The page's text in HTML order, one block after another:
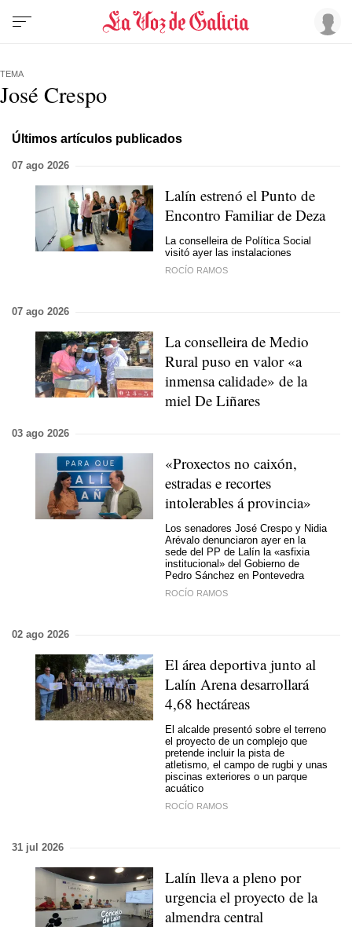
TEMA
José Crespo
Últimos artículos publicados
07 ago 2026
Lalín estrenó el Punto de
Encontro Familiar de Deza
La conselleira de Política Social
visitó ayer las instalaciones
ROCÍO RAMOS
07 ago 2026
La conselleira de Medio
Rural puso en valor «a
inmensa calidade» de la
miel De Liñares
03 ago 2026
«Proxectos no caixón,
estradas e recortes
intolerables á provincia»
Los senadores José Crespo y Nidia
Arévalo denunciaron ayer en la
sede del PP de Lalín la «asfixia
institucional» del Gobierno de
Pedro Sánchez en Pontevedra
ROCÍO RAMOS
02 ago 2026
El área deportiva junto al
Lalín Arena desarrollará
4,68 hectáreas
El alcalde presentó sobre el terreno
el proyecto de un complejo que
pretende incluir la pista de
atletismo, el campo de rugbi y unas
piscinas exteriores o un parque
acuático
ROCÍO RAMOS
31 jul 2026
Lalín lleva a pleno por
urgencia el proyecto de la
almendra central